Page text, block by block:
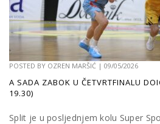
POSTED BY OZREN MARŠIĆ | 09/05/2026
A SADA ZABOK U ČETVRTFINALU
19.30)
Split je u posljednjem kolu Super